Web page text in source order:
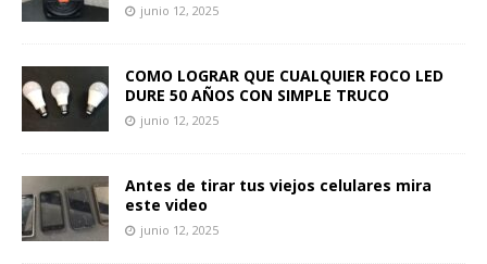
junio 12, 2025
COMO LOGRAR QUE CUALQUIER FOCO LED
DURE 50 AÑOS CON SIMPLE TRUCO
junio 12, 2025
Antes de tirar tus viejos celulares mira
este video
junio 12, 2025